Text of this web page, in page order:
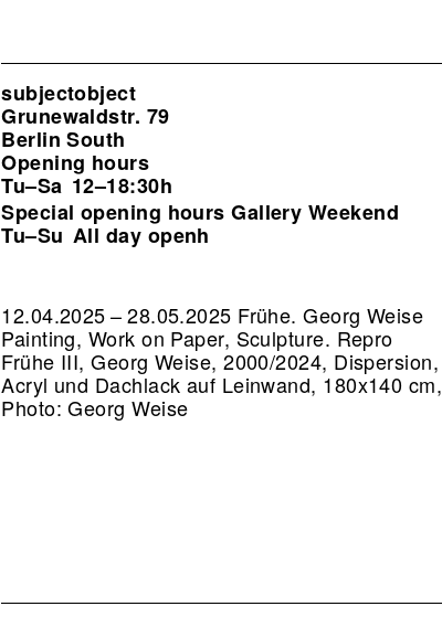
subjectobject
Grunewaldstr. 79
Berlin South
Opening hours
Tu–Sa 12–18:30h
Special opening hours Gallery Weekend
Tu–Su All day openh
12.04.2025 – 28.05.2025 Frühe. Georg Weise
Painting, Work on Paper, Sculpture. Repro
Frühe III, Georg Weise, 2000/2024, Dispersion,
Acryl und Dachlack auf Leinwand, 180x140 cm,
Photo: Georg Weise